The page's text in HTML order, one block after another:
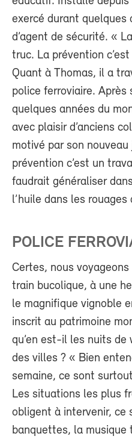
exercé durant quelques
d’agent de sécurité. «
truc. La prévention
Quant à Thomas, il a
police ferroviaire. Après
quelques années du
avec plaisir d’anciens
motivé par son
prévention c’est un
faudrait généraliser
l’huile dans les
POLICE
Certes, nous
train bucolique, à une
le magnifique vignoble
inscrit au patrimoine
qu’en est-il les nuits de
des villes ? « Bien
semaine, ce sont
Les situations les plus
obligent à intervenir, ce
banquettes, la